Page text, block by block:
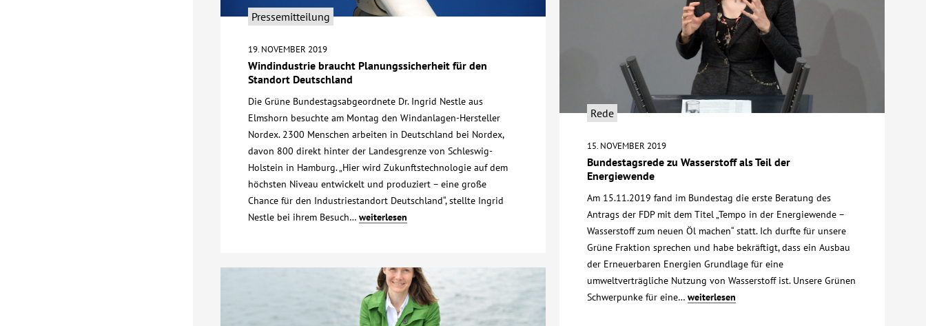
Pressemitteilung
19. NOVEMBER 2019
Windindustrie braucht Planungssicherheit für den
Standort Deutschland
Die Grüne Bundestagsabgeordnete Dr. Ingrid Nestle aus
Elmshorn besuchte am Montag den Windanlagen-Hersteller
Nordex. 2300 Menschen arbeiten in Deutschland bei Nordex,
davon 800 direkt hinter der Landesgrenze von Schleswig-
Holstein in Hamburg. „Hier wird Zukunftstechnologie auf dem
höchsten Niveau entwickelt und produziert – eine große
Chance für den Industriestandort Deutschland“, stellte Ingrid
Nestle bei ihrem Besuch… weiterlesen
Rede
15. NOVEMBER 2019
Bundestagsrede zu Wasserstoff als Teil der
Energiewende
Am 15.11.2019 fand im Bundestag die erste Beratung des
Antrags der FDP mit dem Titel „Tempo in der Energiewende –
Wasserstoff zum neuen Öl machen“ statt. Ich durfte für unsere
Grüne Fraktion sprechen und habe bekräftigt, dass ein Ausbau
der Erneuerbaren Energien Grundlage für eine
umweltverträgliche Nutzung von Wasserstoff ist. Unsere Grünen
Schwerpunke für eine… weiterlesen